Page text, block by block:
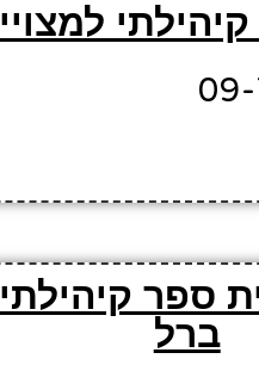
ספר קיהילתי
ברל